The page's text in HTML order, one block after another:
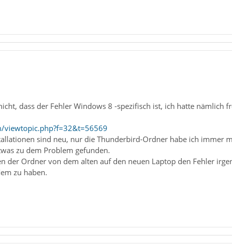
dass der Fehler Windows 8 -spezifisch ist, ich hatte nämlich
sind neu, nur die Thunderbird-Ordner habe ich immer
zu dem Problem gefunden.
der Ordner von dem alten auf den neuen Laptop den Fehler
zu haben.